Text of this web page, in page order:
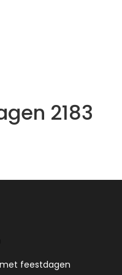
2183
met feestdagen